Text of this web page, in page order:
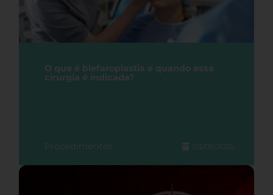
O que é blefaroplastia e quando essa
cirurgia é indicada?
Procedimentos 03/08/2026